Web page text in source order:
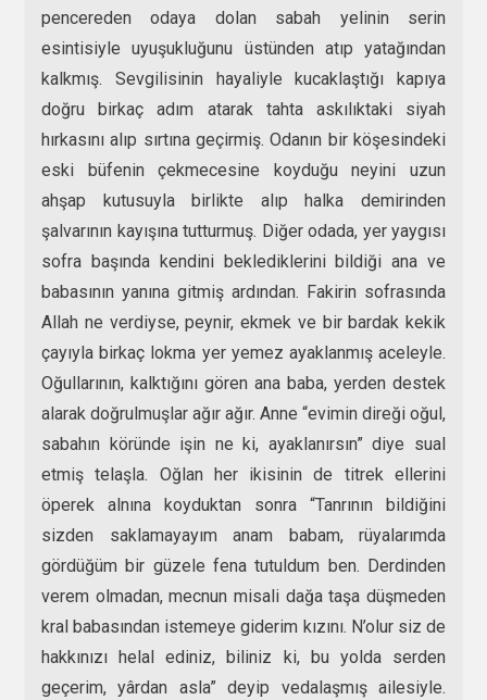
pencereden odaya dolan sabah yelinin serin
esintisiyle uyuşukluğunu üstünden atıp yatağından
kalkmış. Sevgilisinin hayaliyle kucaklaştığı kapıya
doğru birkaç adım atarak tahta askılıktaki siyah
hırkasını alıp sırtına geçirmiş. Odanın bir köşesindeki
eski büfenin çekmecesine koyduğu neyini uzun
ahşap kutusuyla birlikte alıp halka demirinden
şalvarının kayışına tutturmuş. Diğer odada, yer yaygısı
sofra başında kendini beklediklerini bildiği ana ve
babasının yanına gitmiş ardından. Fakirin sofrasında
Allah ne verdiyse, peynir, ekmek ve bir bardak kekik
çayıyla birkaç lokma yer yemez ayaklanmış aceleyle.
Oğullarının, kalktığını gören ana baba, yerden destek
alarak doğrulmuşlar ağır ağır. Anne “evimin direği oğul,
sabahın köründe işin ne ki, ayaklanırsın” diye sual
etmiş telaşla. Oğlan her ikisinin de titrek ellerini
öperek alnına koyduktan sonra “Tanrının bildiğini
sizden saklamayayım anam babam, rüyalarımda
gördüğüm bir güzele fena tutuldum ben. Derdinden
verem olmadan, mecnun misali dağa taşa düşmeden
kral babasından istemeye giderim kızını. N’olur siz de
hakkınızı helal ediniz, biliniz ki, bu yolda serden
geçerim, yârdan asla” deyip vedalaşmış ailesiyle.